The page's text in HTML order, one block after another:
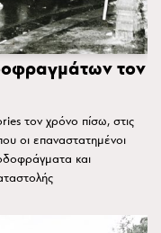
τον
τον χρόνο πίσω, στις
οι επαναστατημένοι
και